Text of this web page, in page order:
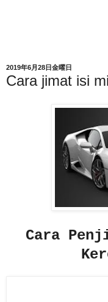
2019年6月28日金曜日
Cara jimat isi
Cara